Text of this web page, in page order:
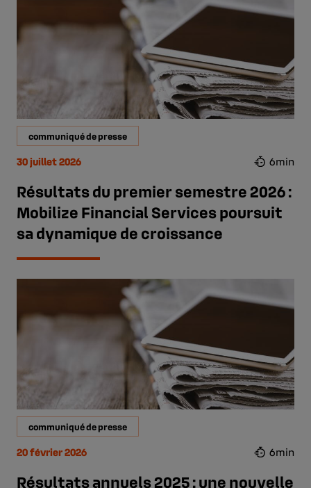
communiqué de presse
30 juillet 2026 6min
Résultats du premier semestre 2026 :
Mobilize Financial Services poursuit
sa dynamique de croissance
communiqué de presse
20 février 2026 6min
Résultats annuels 2025 : une nouvelle